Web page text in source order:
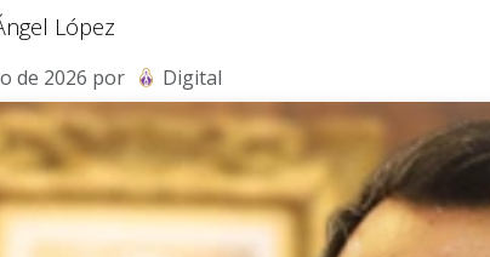
López
de 2026 por Digital